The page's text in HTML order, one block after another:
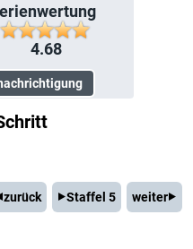
4.68
zurück Staffel 5 weiter